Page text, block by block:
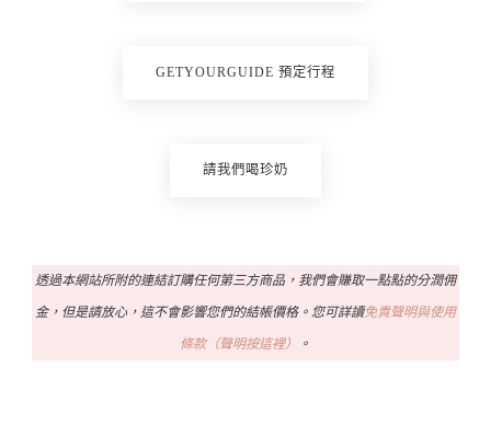
GETYOURGUIDE 預定行程
請我們喝珍奶
透過本網站所附的連結訂購任何第三方商品，我們會賺取一點點的分潤佣
金，但是請放心，這不會影響您們的結帳價格。您可詳讀免責聲明與使用
條款（聲明按這裡） 。